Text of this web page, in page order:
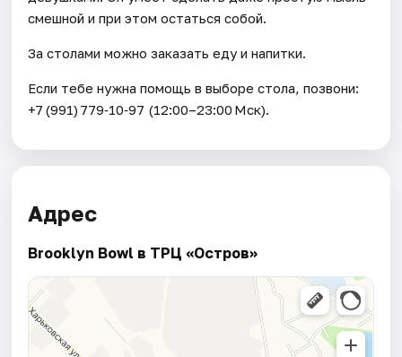
смешной и при этом остаться собой.
За столами можно заказать еду и напитки.
Если тебе нужна помощь в выборе стола, позвони:
+7 (991) 779‑10‑97 (12:00–23:00 Мск).
Адрес
Brooklyn Bowl в ТРЦ «Остров»